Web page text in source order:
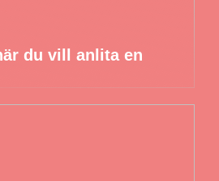
du vill anlita en